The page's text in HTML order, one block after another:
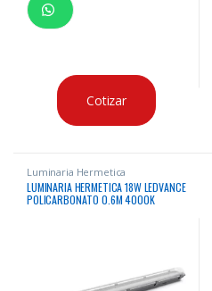
Cotizar
Luminaria Hermetica
LUMINARIA HERMETICA 18W LEDVANCE
POLICARBONATO 0.6M 4000K